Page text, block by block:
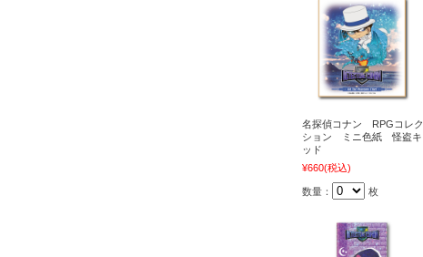
名探偵コナン RPGコレク
ション ミニ色紙 怪盗キ
ッド
¥660(税込)
数量： 枚